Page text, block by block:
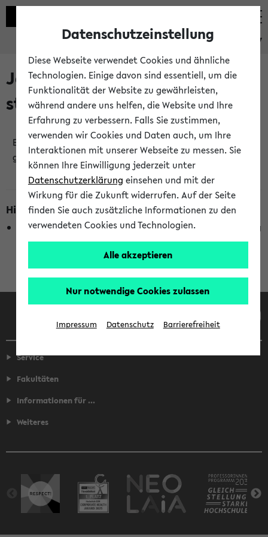
eKVV
Jetzt und in Kürze
stattfindende Veranstaltungen
Es wurden keine jetzt stattfindenden Veranstaltungen
gefunden!
Hinweise zur Liste
Die Anzeige ist semesterübergreifend und nicht abhängig
vom im eKVV gewählten Semester.
Facebook Instagram LinkedIn TikTok
Service
Fakultäten
Informationen für ...
Weiteres
Datenschutzeinstellung
Diese Webseite verwendet Cookies und ähnliche
Technologien. Einige davon sind essentiell, um die
Funktionalität der Website zu gewährleisten,
während andere uns helfen, die Website und Ihre
Erfahrung zu verbessern. Falls Sie zustimmen,
verwenden wir Cookies und Daten auch, um Ihre
Interaktionen mit unserer Webseite zu messen. Sie
können Ihre Einwilligung jederzeit unter
Datenschutzerklärung einsehen und mit der
Wirkung für die Zukunft widerrufen. Auf der Seite
finden Sie auch zusätzliche Informationen zu den
verwendeten Cookies und Technologien.
Alle akzeptieren
Nur notwendige Cookies zulassen
Impressum Datenschutz Barrierefreiheit